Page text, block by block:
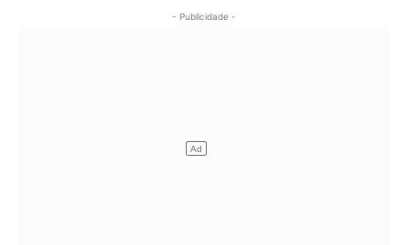
- Publicidade -